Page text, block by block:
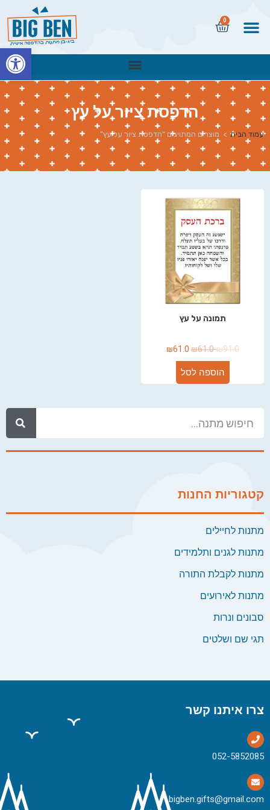
0
הדפסת ציור על עץ
עמוד הבית > מוצרים המתויגים “הדפסת ציור על עץ”
קטגוריות החנות
מתנות לחיילים
מתנות לגנים ותלמידים
מתנות לקבלת התורה
מתנות לאירועים
סבונים ונרות
תגי שם ושלטים
תמונה על עץ
₪91.0
₪61.0
₪61.0
הוספה לסל
צרו איתנו קשר
bigben.gifts@gmail.com